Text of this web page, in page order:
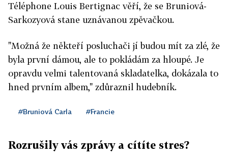
Téléphone Louis Bertignac věří, že se Bruniová-
Sarkozyová stane uznávanou zpěvačkou.
"Možná že někteří posluchači jí budou mít za zlé, že
byla první dámou, ale to pokládám za hloupé. Je
opravdu velmi talentovaná skladatelka, dokázala to
hned prvním albem," zdůraznil hudebník.
#Bruniová Carla #Francie
Rozrušily vás zprávy a cítíte stres?